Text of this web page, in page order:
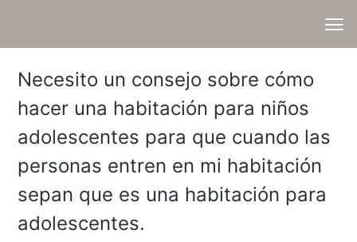
Necesito un consejo sobre cómo
hacer una habitación para niños
adolescentes para que cuando las
personas entren en mi habitación
sepan que es una habitación para
adolescentes.